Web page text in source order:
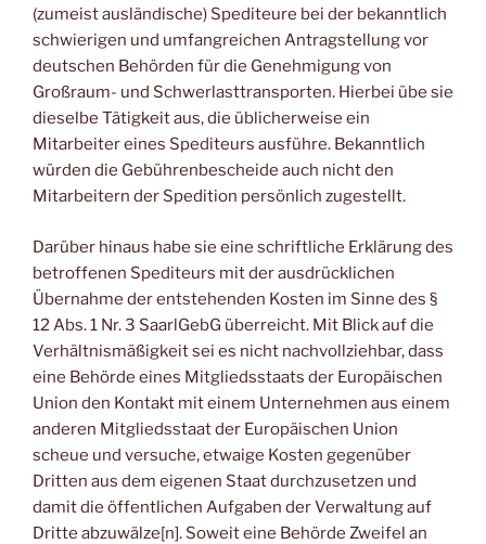
(zumeist ausländische) Spediteure bei der bekanntlich
schwierigen und umfangreichen Antragstellung vor
deutschen Behörden für die Genehmigung von
Großraum- und Schwerlasttransporten. Hierbei übe sie
dieselbe Tätigkeit aus, die üblicherweise ein
Mitarbeiter eines Spediteurs ausführe. Bekanntlich
würden die Gebührenbescheide auch nicht den
Mitarbeitern der Spedition persönlich zugestellt.
Darüber hinaus habe sie eine schriftliche Erklärung des
betroffenen Spediteurs mit der ausdrücklichen
Übernahme der entstehenden Kosten im Sinne des §
12 Abs. 1 Nr. 3 SaarlGebG überreicht. Mit Blick auf die
Verhältnismäßigkeit sei es nicht nachvollziehbar, dass
eine Behörde eines Mitgliedsstaats der Europäischen
Union den Kontakt mit einem Unternehmen aus einem
anderen Mitgliedsstaat der Europäischen Union
scheue und versuche, etwaige Kosten gegenüber
Dritten aus dem eigenen Staat durchzusetzen und
damit die öffentlichen Aufgaben der Verwaltung auf
Dritte abzuwälze[n]. Soweit eine Behörde Zweifel an